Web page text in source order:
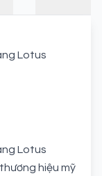
Lotus
Lotus
hiệu mỹ